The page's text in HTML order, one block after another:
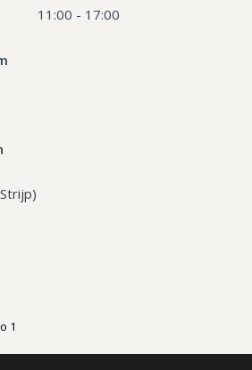
11:00 - 17:00